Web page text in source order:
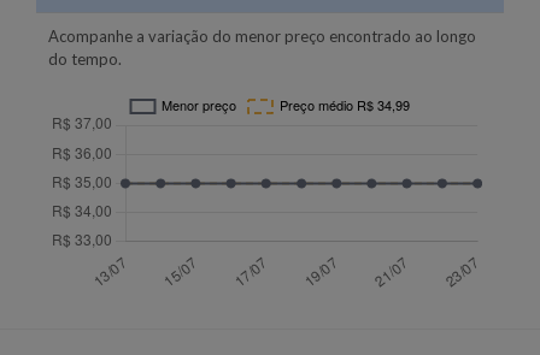
Acompanhe a variação do menor preço encontrado ao longo
do tempo.